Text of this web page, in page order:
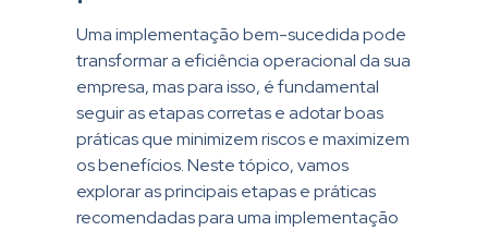
Uma implementação bem-sucedida pode
transformar a eficiência operacional da sua
empresa, mas para isso, é fundamental
seguir as etapas corretas e adotar boas
práticas que minimizem riscos e maximizem
os benefícios. Neste tópico, vamos
explorar as principais etapas e práticas
recomendadas para uma implementação